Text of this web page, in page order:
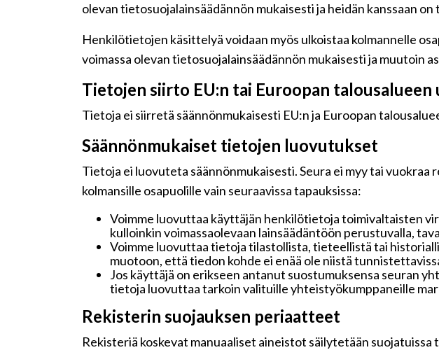
olevan tietosuojalainsäädännön mukaisesti ja heidän kanssaan
Henkilötietojen käsittelyä voidaan myös ulkoistaa kolmannelle
voimassa olevan tietosuojalainsäädännön mukaisesti ja muutoin
Tietojen siirto EU:n tai Euroopan
Tietoja ei siirretä säännönmukaisesti EU:n ja Euroopan
Säännönmukaiset tietojen luovutukset
Tietoja ei luovuteta säännönmukaisesti. Seura ei myy tai
kolmansille osapuolille vain seuraavissa tapauksissa:
Voimme luovuttaa käyttäjän henkilötietoja toimivaltaisten
kulloinkin voimassaolevaan lainsäädäntöön perustuvalla,
Voimme luovuttaa tietoja tilastollista, tieteellistä tai
muotoon, että tiedon kohde ei enää ole niistä
Jos käyttäjä on erikseen antanut suostumuksensa seuran
tietoja luovuttaa tarkoin valituille yhteistyökumppaneille
Rekisterin suojauksen periaatteet
Rekisteriä koskevat manuaaliset aineistot säilytetään